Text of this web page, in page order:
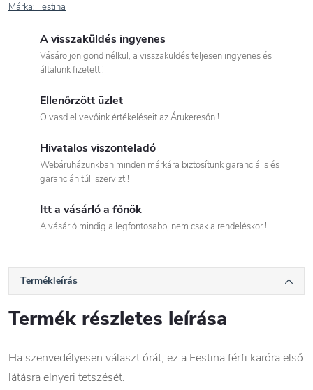
Márka: Festina
A visszaküldés ingyenes
Vásároljon gond nélkül, a visszaküldés teljesen ingyenes és
általunk fizetett !
Ellenőrzött üzlet
Olvasd el vevőink értékeléseit az Árukeresőn !
Hivatalos viszonteladó
Webáruházunkban minden márkára biztosítunk garanciális és
garancián túli szervizt !
Itt a vásárló a főnök
A vásárló mindig a legfontosabb, nem csak a rendeléskor !
Termékleírás
Termék részletes leírása
Ha szenvedélyesen választ órát, ez a Festina férfi karóra első
látásra elnyeri tetszését.